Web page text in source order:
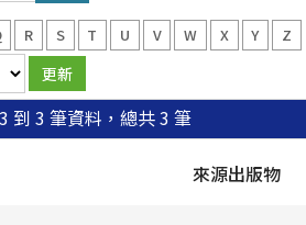
R S T U V W X Y Z
到 3 筆資料，總共 3 筆
來源出版物